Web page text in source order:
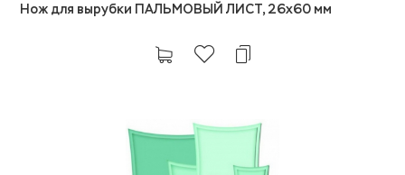
Нож для вырубки ПАЛЬМОВЫЙ ЛИСТ, 26х60 мм